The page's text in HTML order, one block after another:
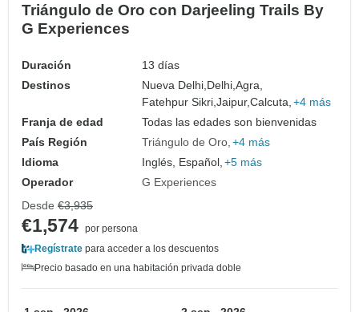
Triángulo de Oro con Darjeeling Trails By
G Experiences
Duración
13 días
Destinos
Nueva Delhi,Delhi,Agra,
Fatehpur Sikri,Jaipur,Calcuta, +4 más
Franja de edad
Todas las edades son bienvenidas
País Región
Triángulo de Oro +4 más
Idioma
Inglés, Español, +5 más
Operador
G Experiences
Desde €3,935
€1,574 por persona
Regístrate para acceder a los descuentos
Precio basado en una habitación privada doble